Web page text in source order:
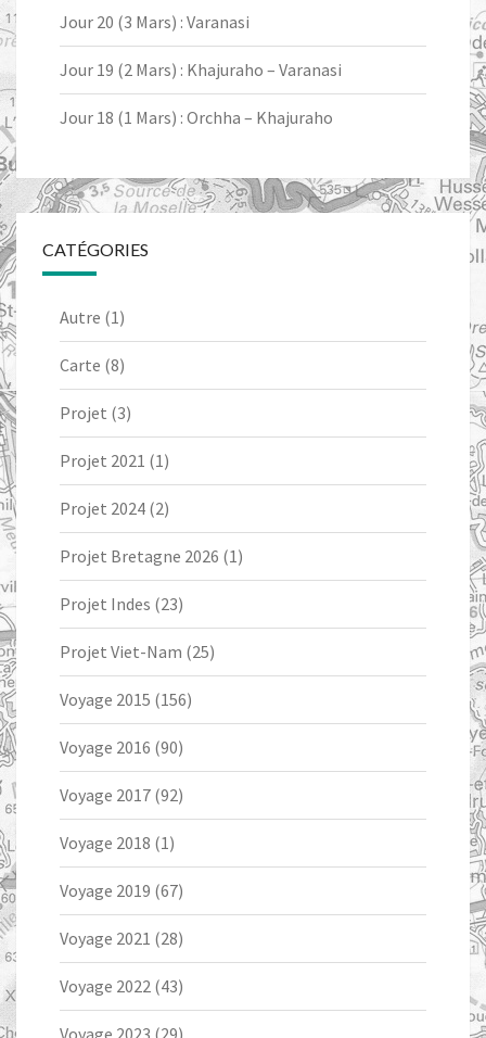
Jour 20 (3 Mars) : Varanasi
Jour 19 (2 Mars) : Khajuraho – Varanasi
Jour 18 (1 Mars) : Orchha – Khajuraho
CATÉGORIES
Autre (1)
Carte (8)
Projet (3)
Projet 2021 (1)
Projet 2024 (2)
Projet Bretagne 2026 (1)
Projet Indes (23)
Projet Viet-Nam (25)
Voyage 2015 (156)
Voyage 2016 (90)
Voyage 2017 (92)
Voyage 2018 (1)
Voyage 2019 (67)
Voyage 2021 (28)
Voyage 2022 (43)